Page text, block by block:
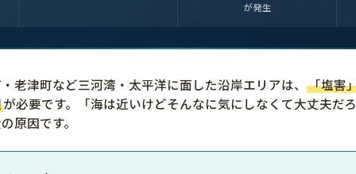
が発生
老津町など三河湾・太平洋に面した沿岸エリアは、 「塩害
が必要です。「海は近いけどそんなに気にしなくて大丈夫だ
原因です。